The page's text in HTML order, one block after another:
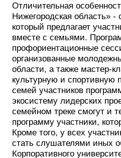
Отличительная
Нижегородская область»
который предлагает
вместе с семьями.
профориентационные
организованные
области, а также мастер-
культурную и
семей участников
экосистему лидерских
семейном треке смогут и
программу участники,
Кроме того, у всех
стать слушателями иных
Корпоративного